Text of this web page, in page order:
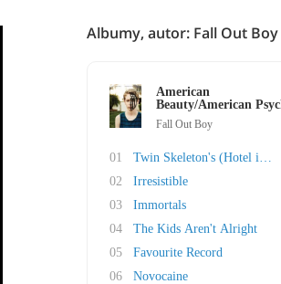
Albumy, autor: Fall Out Boy
American
Beauty/American
Fall Out Boy
01
Twin Skeleton's (Hotel in
02
Irresistible
03
Immortals
04
The Kids Aren't Alright
05
Favourite Record
06
Novocaine